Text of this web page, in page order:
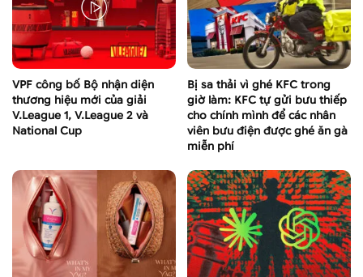
VPF công bố Bộ nhận diện
thương hiệu mới của giải
V.League 1, V.League 2 và
National Cup
Bị sa thải vì ghé KFC trong
giờ làm: KFC tự gửi bưu thiếp
cho chính mình để các nhân
viên bưu điện được ghé ăn gà
miễn phí